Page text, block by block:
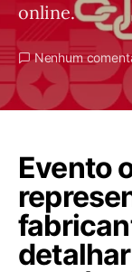
online.
Nenhum
Evento